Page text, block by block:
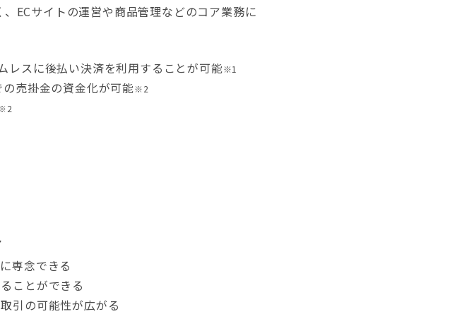
ECサイトの運営や商品管理などのコア業務に
レスに後払い決済を利用することが可能※1
売掛金の資金化が可能※2
専念できる
ことができる
引の可能性が広がる